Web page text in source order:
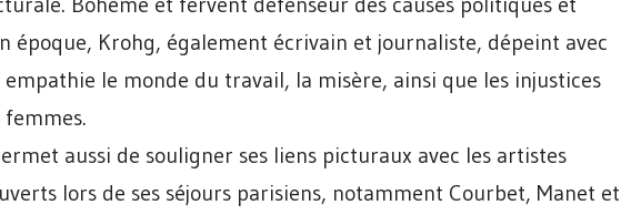
époque, Krohg, également écrivain et journaliste, dépeint avec
le monde du travail, la misère, ainsi que les injustices
femmes.
aussi de souligner ses liens picturaux avec les artistes
lors de ses séjours parisiens, notamment Courbet, Manet et